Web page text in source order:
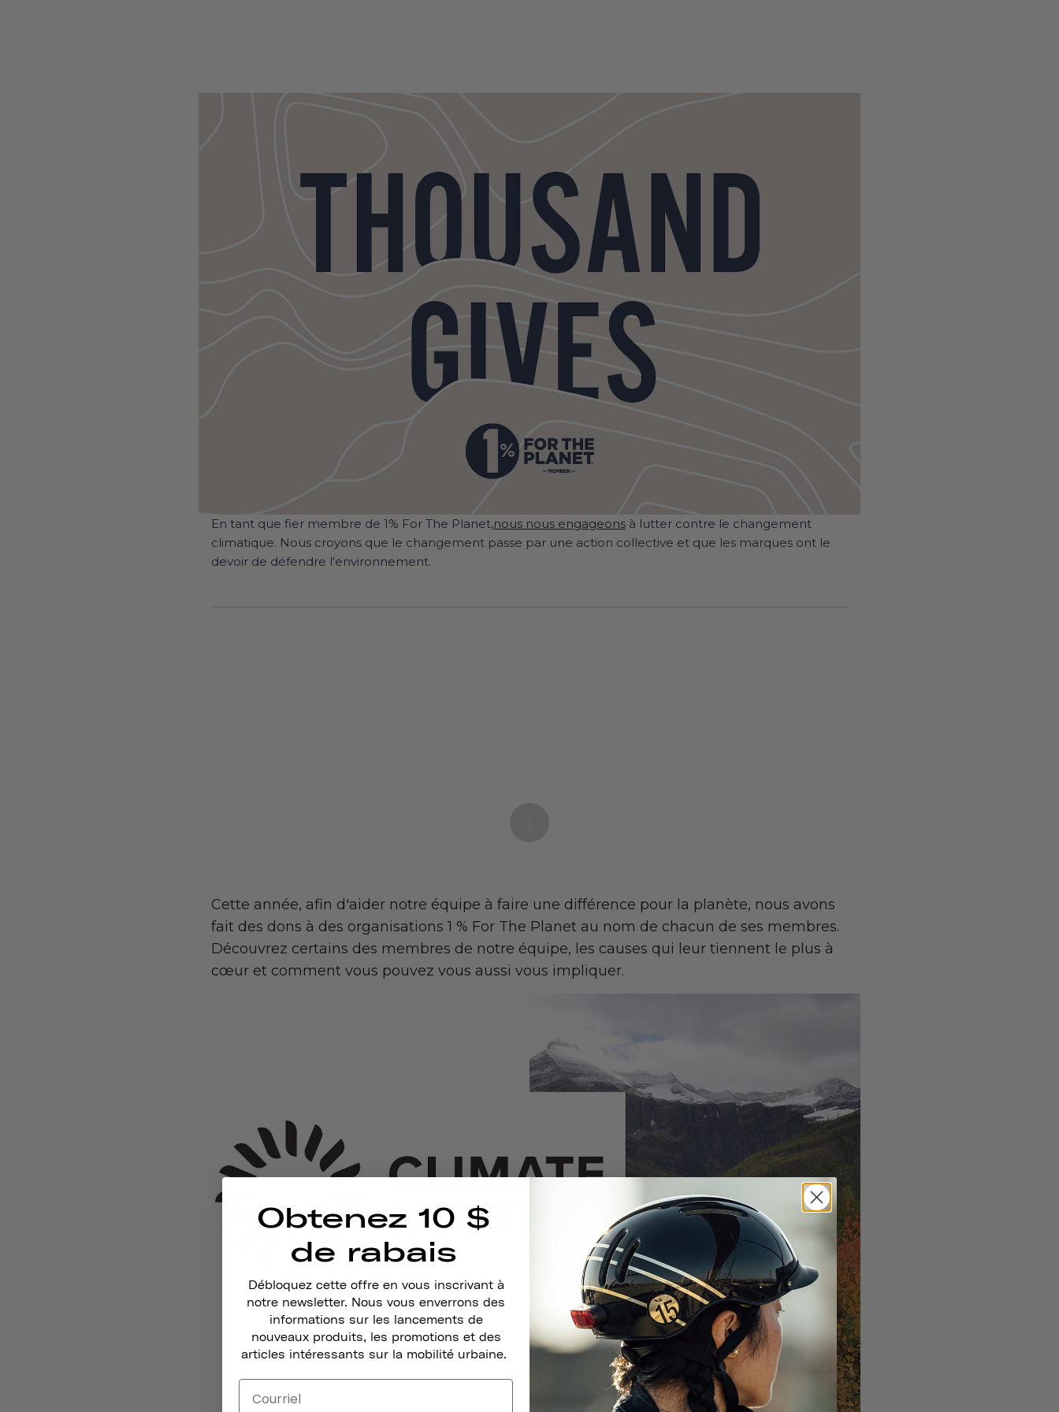
En tant que fier membre de 1% For The Planet,nous nous engageons à lutter contre le changement
climatique. Nous croyons que le changement passe par une action collective et que les marques ont le
devoir de défendre l'environnement.
Cette année, afin d'aider notre équipe à faire une différence pour la planète, nous avons
fait des dons à des organisations 1 % For The Planet au nom de chacun de ses membres.
Découvrez certains des membres de notre équipe, les causes qui leur tiennent le plus à
cœur et comment vous pouvez vous aussi vous impliquer.
Obtenez 10 $
de rabais
Débloquez cette offre en vous inscrivant à
notre newsletter. Nous vous enverrons des
informations sur les lancements de
nouveaux produits, les promotions et des
articles intéressants sur la mobilité urbaine.